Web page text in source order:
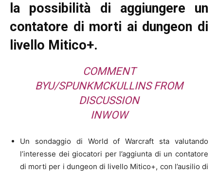
la possibilità di aggiungere un
contatore di morti ai dungeon di
livello Mitico+.
COMMENT
BYU/SPUNKMCKULLINSFROM
DISCUSSION
INWOW
Un sondaggio di World of Warcraft sta valutando
l’interesse dei giocatori per l’aggiunta di un contatore
di morti per i dungeon di livello Mitico+, con l’ausilio di